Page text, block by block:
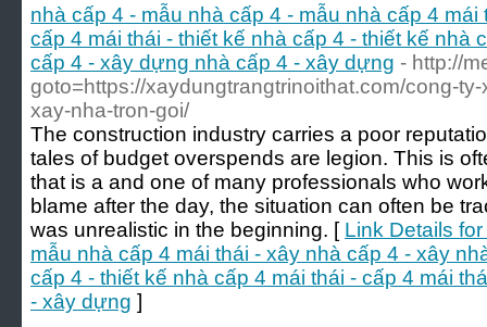
nhà cấp 4 - mẫu nhà cấp 4 - mẫu nhà cấp 4
cấp 4 mái thái - thiết kế nhà cấp 4 - thiết kế nhà
cấp 4 - xây dựng nhà cấp 4 - xây dựng - http://
goto=https://xaydungtrangtrinoithat.com/cong-
xay-nha-tron-goi/
The construction industry carries a poor
tales of budget overspends are legion. This is
that is a and one of many professionals who
blame after the day, the situation can often be
was unrealistic in the beginning. [ Link Details
mẫu nhà cấp 4 mái thái - xây nhà cấp 4 - xây
cấp 4 - thiết kế nhà cấp 4 mái thái - cấp 4 mái
- xây dựng ]